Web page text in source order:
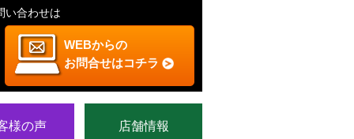
い合わせは
WEBからの
お問合せはコチラ
様の声 店舗情報